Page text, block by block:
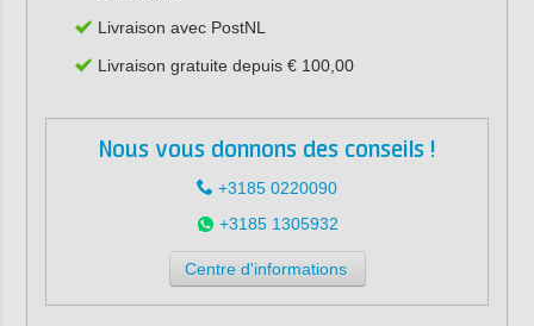
Livraison avec PostNL
Livraison gratuite depuis € 100,00
Nous vous donnons des conseils !
+3185 0220090
+3185 1305932
Centre d'informations